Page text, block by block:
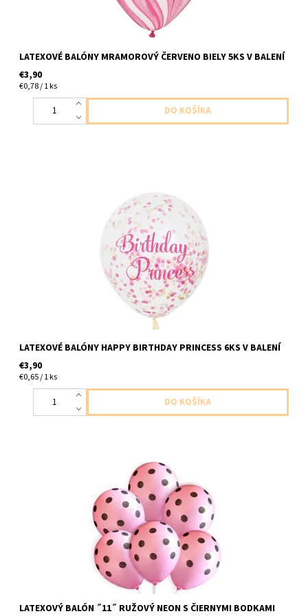
LATEXOVÉ BALÓNY MRAMOROVÝ ČERVENO BIELY 5KS V BALENÍ
€3,90
€0,78 / 1 ks
latexove balony cire s napisom birthday princes s ruzovo zlatymi
konfetami 6ks v balení sucastou balenie je lievik na napln balona
velkost 27,5cm dodavame nenafukane
LATEXOVÉ BALÓNY HAPPY BIRTHDAY PRINCESS 6KS V BALENÍ
€3,90
€0,65 / 1 ks
latexovy balon ruzovy neon s ciernymi bodkami 1ks v baleni
velkost do 30cm dodavame nenafukany
LATEXOVÝ BALÓN ˝11˝ RUŽOVÝ NEON S ČIERNYMI BODKAMI